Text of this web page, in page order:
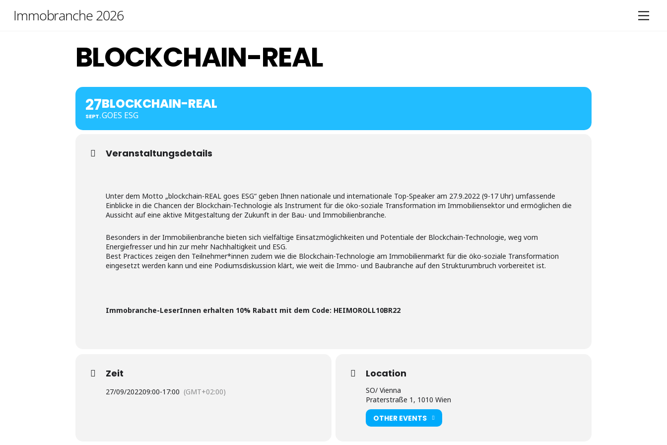
Immobranche 2026
BLOCKCHAIN-REAL
27
SEPT.
BLOCKCHAIN-REAL
GOES ESG
Veranstaltungsdetails
Unter dem Motto „blockchain-REAL goes ESG“ geben Ihnen nationale und internationale Top-Speaker am 27.9.2022 (9-17 Uhr) umfassende
Einblicke in die Chancen der Blockchain-Technologie als Instrument für die öko-soziale Transformation im Immobiliensektor und ermöglichen die
Aussicht auf eine aktive Mitgestaltung der Zukunft in der Bau- und Immobilienbranche.
Besonders in der Immobilienbranche bieten sich vielfältige Einsatzmöglichkeiten und Potentiale der Blockchain-Technologie, weg vom
Energiefresser und hin zur mehr Nachhaltigkeit und ESG.
Best Practices zeigen den Teilnehmer*innen zudem wie die Blockchain-Technologie am Immobilienmarkt für die öko-soziale Transformation
eingesetzt werden kann und eine Podiumsdiskussion klärt, wie weit die Immo- und Baubranche auf den Strukturumbruch vorbereitet ist.
Immobranche-LeserInnen erhalten 10% Rabatt mit dem Code: HEIMOROLL10BR22
Zeit
27/09/202209:00-17:00 (GMT+02:00)
Location
SO/ Vienna
Praterstraße 1, 1010 Wien
OTHER EVENTS